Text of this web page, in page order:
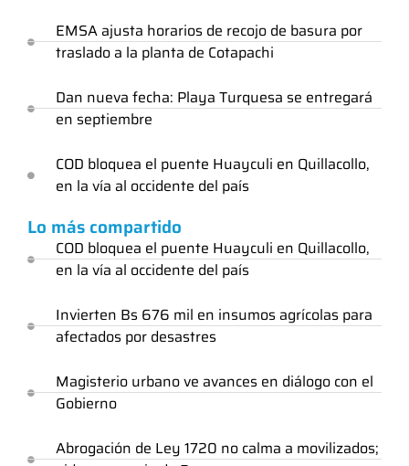
EMSA ajusta horarios de recojo de basura por
traslado a la planta de Cotapachi
Dan nueva fecha: Playa Turquesa se entregará
en septiembre
COD bloquea el puente Huayculi en Quillacollo,
en la vía al occidente del país
Lo más compartido
COD bloquea el puente Huayculi en Quillacollo,
en la vía al occidente del país
Invierten Bs 676 mil en insumos agrícolas para
afectados por desastres
Magisterio urbano ve avances en diálogo con el
Gobierno
Abrogación de Ley 1720 no calma a movilizados;